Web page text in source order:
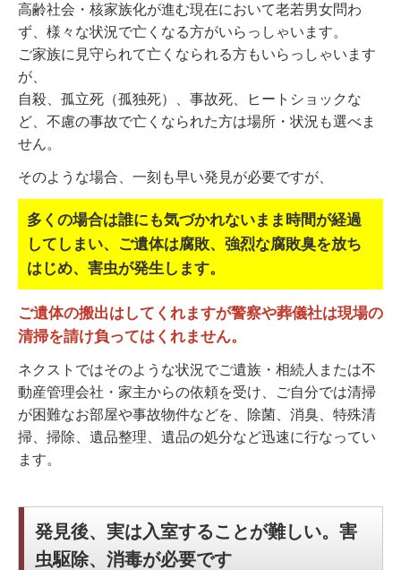
高齢社会・核家族化が進む現在において老若男女問わ
ず、様々な状況で亡くなる方がいらっしゃいます。
ご家族に見守られて亡くなられる方もいらっしゃいます
が、
自殺、孤立死（孤独死）、事故死、ヒートショックな
ど、不慮の事故で亡くなられた方は場所・状況も選べま
せん。
そのような場合、一刻も早い発見が必要ですが、
多くの場合は誰にも気づかれないまま時間が経過
してしまい、 ご遺体は腐敗、強烈な腐敗臭を放ち
はじめ、害虫が発生します。
ご遺体の搬出はしてくれますが警察や葬儀社は現場の
清掃を請け負ってはくれません。
ネクストではそのような状況でご遺族・相続人または不
動産管理会社・家主からの依頼を受け、ご自分では清掃
が困難なお部屋や事故物件などを、除菌、消臭、特殊清
掃、掃除、遺品整理、遺品の処分など迅速に行なってい
ます。
発見後、実は入室することが難しい。害
虫駆除、消毒が必要です